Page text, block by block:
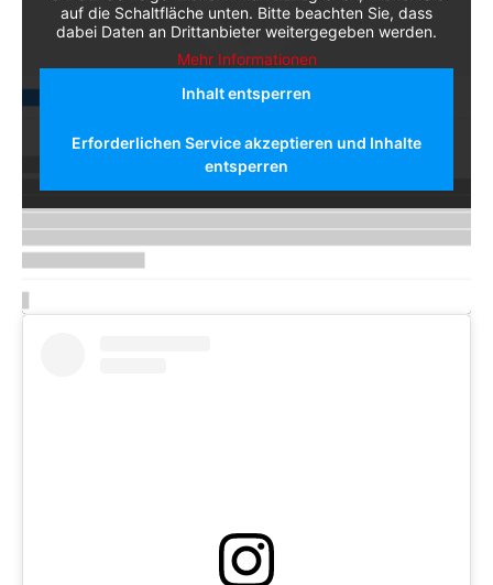
auf die Schaltfläche unten. Bitte beachten Sie, dass
dabei Daten an Drittanbieter weitergegeben werden.
Mehr Informationen
Inhalt entsperren
Erforderlichen Service akzeptieren und Inhalte
entsperren